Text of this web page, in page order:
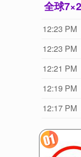
全球
12:23 PM
12:23 PM
12:21 PM
12:19 PM
12:17 PM